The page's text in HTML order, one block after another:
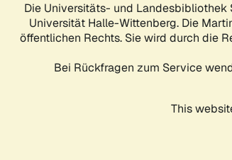
Die Universitäts- und
Universität Halle-Wittenberg. Die
öffentlichen Rechts. Sie wird durch die
Bei Rückfragen zum Service
This